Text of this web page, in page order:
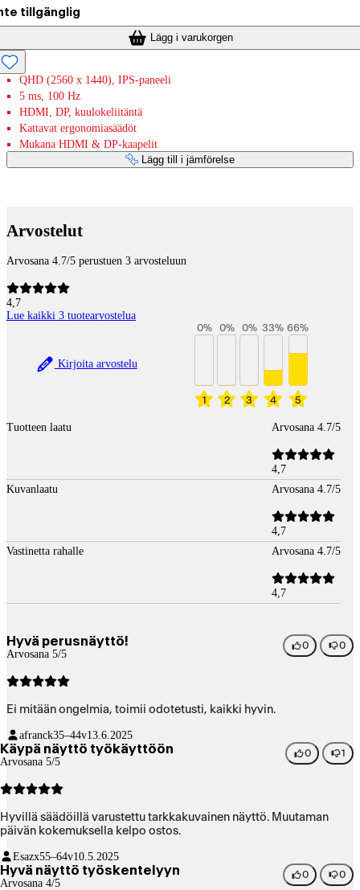
tillgänglig
Lägg i varukorgen
QHD (2560 x 1440), IPS-paneeli
5 ms, 100 Hz
HDMI, DP, kuulokeliitäntä
Kattavat ergonomiasäädöt
Mukana HDMI & DP-kaapelit
Lägg till i jämförelse
Arvostelut
Arvosana 4.7/5 perustuen 3 arvosteluun
4,7
Lue kaikki 3 tuotearvostelua
Kirjoita arvostelu
1
0%
2
0%
3
0%
4
33%
5
66%
Tuotteen laatu Arvosana 4.7/5
4,7
Kuvanlaatu
Arvosana 4.7/5
4,7
Vastinetta rahalle
Arvosana 4.7/5
4,7
Hyvä perusnäyttö!
Arvosana 5/5
0 0
Ei mitään ongelmia, toimii odotetusti, kaikki hyvin.
afranck35–44v13.6.2025
Käypä näyttö työkäyttöön
Arvosana 5/5
0 1
Hyvillä säädöillä varustettu tarkkakuvainen näyttö. Muutaman
päivän kokemuksella kelpo ostos.
Esazx55–64v10.5.2025
Hyvä näyttö työskentelyyn
Arvosana 4/5
0 0